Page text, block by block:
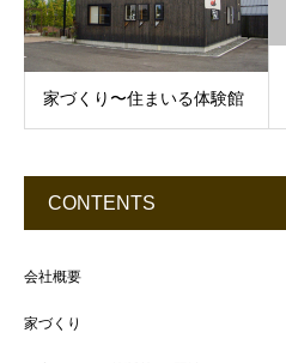
家づくり〜住まいる体験館
CONTENTS
会社概要
家づくり